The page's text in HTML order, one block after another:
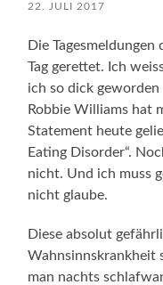
22. JULI 2017
Die Tagesmeldungen
Tag gerettet. Ich
ich so dick
Robbie Williams hat
Statement heute
Eating Disorder“.
nicht. Und ich muss
nicht glaube.
Diese absolut
Wahnsinnskrankheit
man nachts